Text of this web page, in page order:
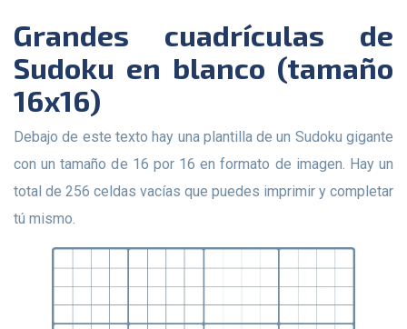
Grandes cuadrículas de
Sudoku en blanco (tamaño
16x16)
Debajo de este texto hay una plantilla de un Sudoku gigante
con un tamaño de 16 por 16 en formato de imagen. Hay un
total de 256 celdas vacías que puedes imprimir y completar
tú mismo.